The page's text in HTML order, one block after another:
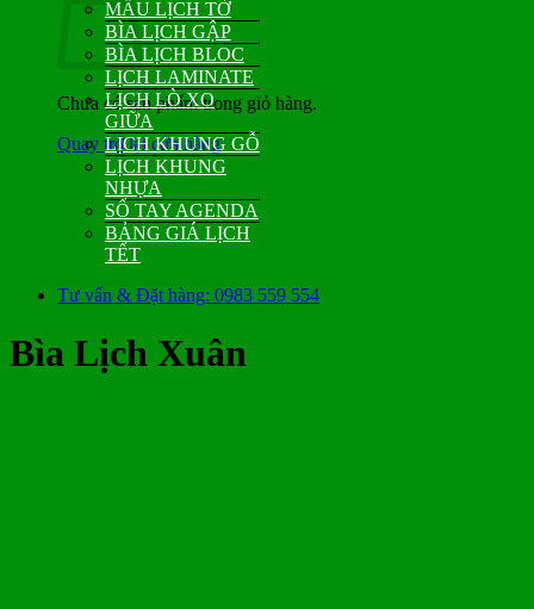
Chưa có sản phẩm trong giỏ hàng.
Quay trở lại cửa hàng
MẪU LỊCH TỜ
BÌA LỊCH GẬP
BÌA LỊCH BLOC
LỊCH LAMINATE
LỊCH LÒ XO
GIỮA
LỊCH KHUNG GỖ
LỊCH KHUNG
NHỰA
SỔ TAY AGENDA
BẢNG GIÁ LỊCH
TẾT
Tư vấn & Đặt hàng: 0983 559 554
Bìa Lịch Xuân